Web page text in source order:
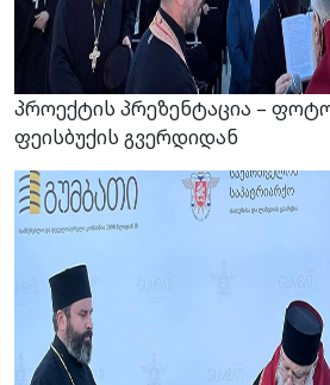
პროექტის პრეზენტაცია –
ფეისბუქის გვერდიდან